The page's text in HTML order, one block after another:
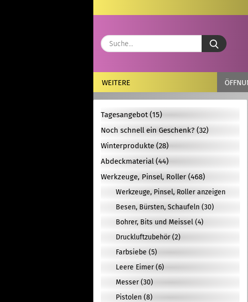
Suche...
WEITERE
Tagesangebot (15)
Noch schnell ein Geschenk? (32)
Winterprodukte (28)
Abdeckmaterial (44)
Werkzeuge, Pinsel, Roller (468)
Werkzeuge, Pinsel, Roller anzeigen
Besen, Bürsten, Schaufeln (30)
Bohrer, Bits und Meissel (4)
Druckluftzubehör (2)
Farbsiebe (5)
Leere Eimer (6)
Messer (30)
Pistolen (8)